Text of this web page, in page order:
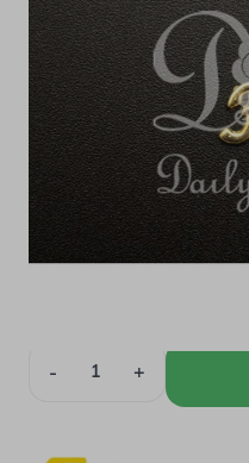
Variant
Op voorraad
1,00 Verpakt per
- +